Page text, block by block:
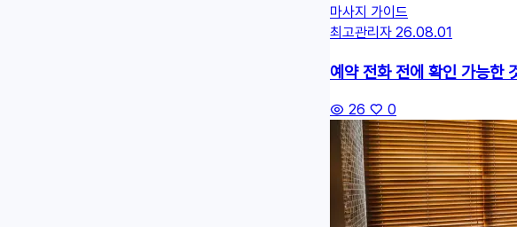
마사지 가이드
최고관리자26.08.01
예약 전화 전에 확인 가능한
26 0